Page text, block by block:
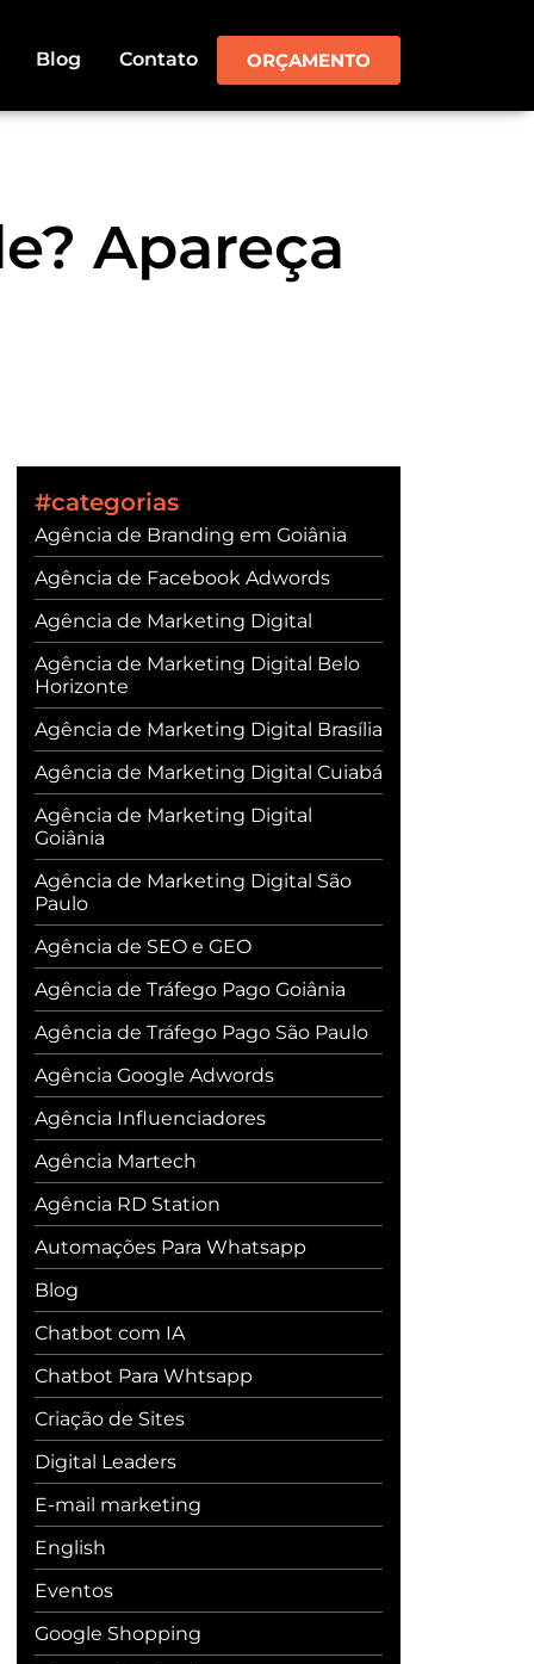
Blog Contato ORÇAMENTO
Apareça
#categorias
Agência de Branding em Goiânia
Agência de Facebook Adwords
Agência de Marketing Digital
Agência de Marketing Digital Belo
Horizonte
Agência de Marketing Digital Brasília
Agência de Marketing Digital Cuiabá
Agência de Marketing Digital
Goiânia
Agência de Marketing Digital São
Paulo
Agência de SEO e GEO
Agência de Tráfego Pago Goiânia
Agência de Tráfego Pago São Paulo
Agência Google Adwords
Agência Influenciadores
Agência Martech
Agência RD Station
Automações Para Whatsapp
Blog
Chatbot com IA
Chatbot Para Whtsapp
Criação de Sites
Digital Leaders
E-mail marketing
English
Eventos
Google Shopping